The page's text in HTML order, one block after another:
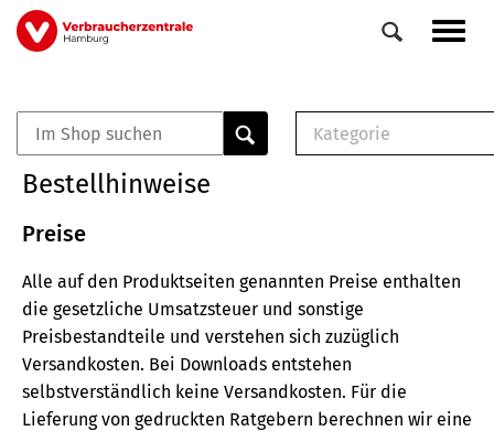
Direkt
zum
Veranstaltungen
0
Elemente
Kategorie
Broschüre
Buch
Bestellhinweise
Preise
Alle auf den Produktseiten genannten Preise enthalten
die gesetzliche Umsatzsteuer und sonstige
Preisbestandteile und verstehen sich zuzüglich
Versandkosten. Bei Downloads entstehen
selbstverständlich keine Versandkosten. Für die
Lieferung von gedruckten Ratgebern berechnen wir eine